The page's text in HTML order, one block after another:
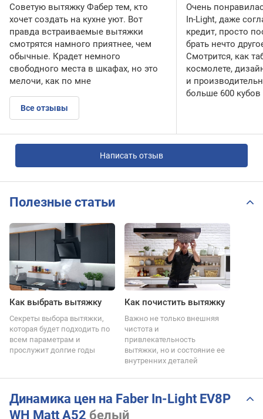
Советую вытяжку Фабер тем, кто
хочет создать на кухне уют. Вот
правда встраиваемые вытяжки
смотрятся намного приятнее, чем
обычные. Крадет немного
свободного места в шкафах, но это
мелочи, как по мне
Все отзывы
Очень
In-Light, даже
кредит, просто
брать нечто
Смотрится, как
космолете,
и
больше 600 кубов
Написать отзыв
Полезные статьи
Как выбрать вытяжку
Секреты выбора вытяжки,
которая будет подходить по
всем параметрам и
прослужит долгие годы
Как почистить вытяжку
Важно не только внешняя
чистота и
привлекательность
вытяжки, но и состояние ее
внутренних деталей
Динамика цен на Faber In-Light EV8P
WH Matt A52 белый